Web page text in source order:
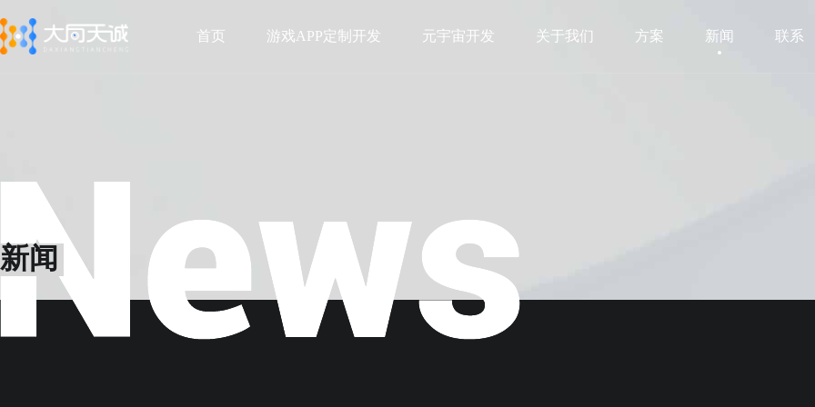
首页 游戏APP定制开发 元宇宙开发 关于我们 方案 新闻 联系
新闻